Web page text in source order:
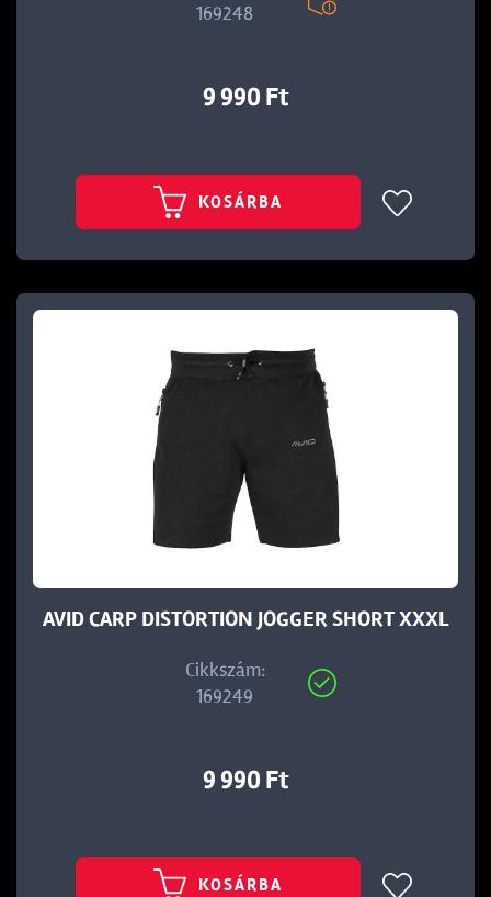
169248
9 990 Ft
KOSÁRBA
AVID CARP DISTORTION JOGGER SHORT XXXL
Cikkszám:
169249
9 990 Ft
KOSÁRBA